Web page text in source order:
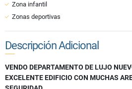
Zona infantil
Zonas deportivas
Descripción Adicional
VENDO DEPARTAMENTO DE LUJO
EXCELENTE EDIFICIO CON MUCHAS